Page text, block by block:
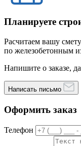
Планируете
Расчитаем вашу смету
по железобетонным
Напишите о заказе,
Написать письмо
Оформить заказ
Телефон